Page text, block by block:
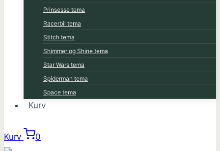
Prinsesse tema
Racerbil tema
Stitch tema
Shimmer og Shine tema
Star Wars tema
Spiderman tema
Space tema
Kurv
Kurv 0